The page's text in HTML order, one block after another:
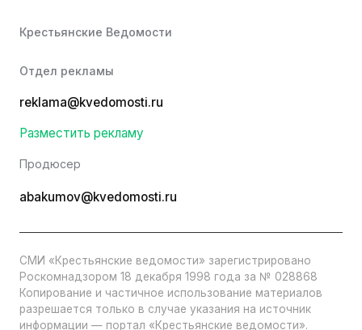
Крестьянские Ведомости
Отдел рекламы
reklama@kvedomosti.ru
Разместить рекламу
Продюсер
abakumov@kvedomosti.ru
СМИ «Крестьянские ведомости» зарегистрировано
Роскомнадзором 18 декабря 1998 года за № 028868
Копирование и частичное использование материалов
разрешается только в случае указания на источник
информации — портал «Крестьянские ведомости».